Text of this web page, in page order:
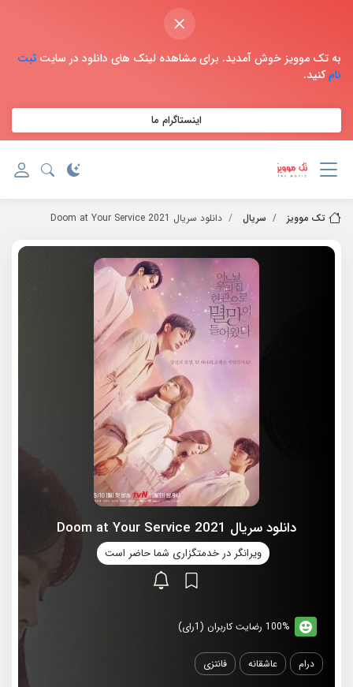
×
به تک موویز خوش آمدید. برای مشاهده لینک های دانلود در سایت ثبت
نامکنید.
اینستاگرام ما
تک موویز سریال دانلود سریال 2021 Doom at Your Service
دانلود سریال 2021 Doom at Your Service
ویرانگر در خدمتگزاری شما حاضر است
100% رضایت کاربران (1رای)
درام عاشقانه فانتزی